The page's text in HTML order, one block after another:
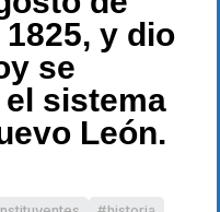
y dio
se
sistema
León.